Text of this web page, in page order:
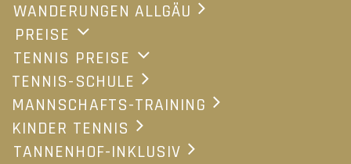
WANDERUNGEN ALLGÄU
PREISE
TENNIS PREISE
TENNIS-SCHULE
MANNSCHAFTS-TRAINING
KINDER TENNIS
TANNENHOF-INKLUSIV
DZ als EZ Haupthaus
ab 1.330,-
Gespielt wird auf den Plätzen
Golfclub Bodensee-Weißensberg
Golfclub Oberstaufen-Steibis